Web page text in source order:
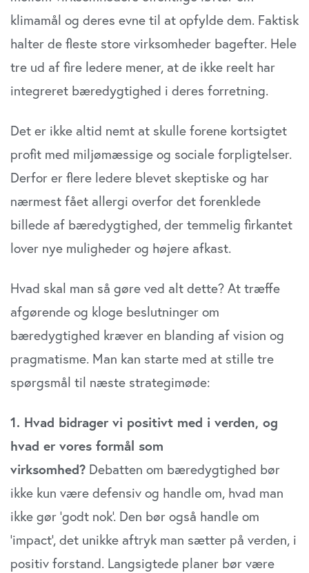
klimamål og deres evne til at opfylde dem. Faktisk
halter de fleste store virksomheder bagefter. Hele
tre ud af fire ledere mener, at de ikke reelt har
integreret bæredygtighed i deres forretning.
Det er ikke altid nemt at skulle forene kortsigtet
profit med miljømæssige og sociale forpligtelser.
Derfor er flere ledere blevet skeptiske og har
nærmest fået allergi overfor det forenklede
billede af bæredygtighed, der temmelig firkantet
lover nye muligheder og højere afkast.
Hvad skal man så gøre ved alt dette? At træffe
afgørende og kloge beslutninger om
bæredygtighed kræver en blanding af vision og
pragmatisme. Man kan starte med at stille tre
spørgsmål til næste strategimøde:
1. Hvad bidrager vi positivt med i verden, og
hvad er vores formål som
virksomhed? Debatten om bæredygtighed bør
ikke kun være defensiv og handle om, hvad man
ikke gør ’godt nok’. Den bør også handle om
’impact’, det unikke aftryk man sætter på verden, i
positiv forstand. Langsigtede planer bør være